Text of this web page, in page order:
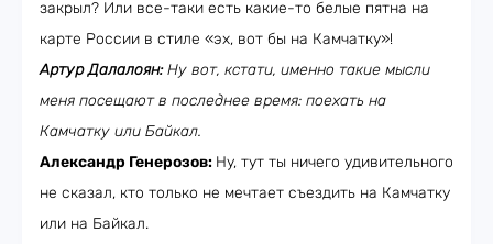
закрыл? Или все-таки есть какие-то белые пятна на
карте России в стиле «эх, вот бы на Камчатку»!
Артур Далалоян:Ну вот, кстати, именно такие мысли
меня посещают в последнее время: поехать на
Камчатку или Байкал.
Александр Генерозов: Ну, тут ты ничего удивительного
не сказал, кто только не мечтает съездить на Камчатку
или на Байкал.